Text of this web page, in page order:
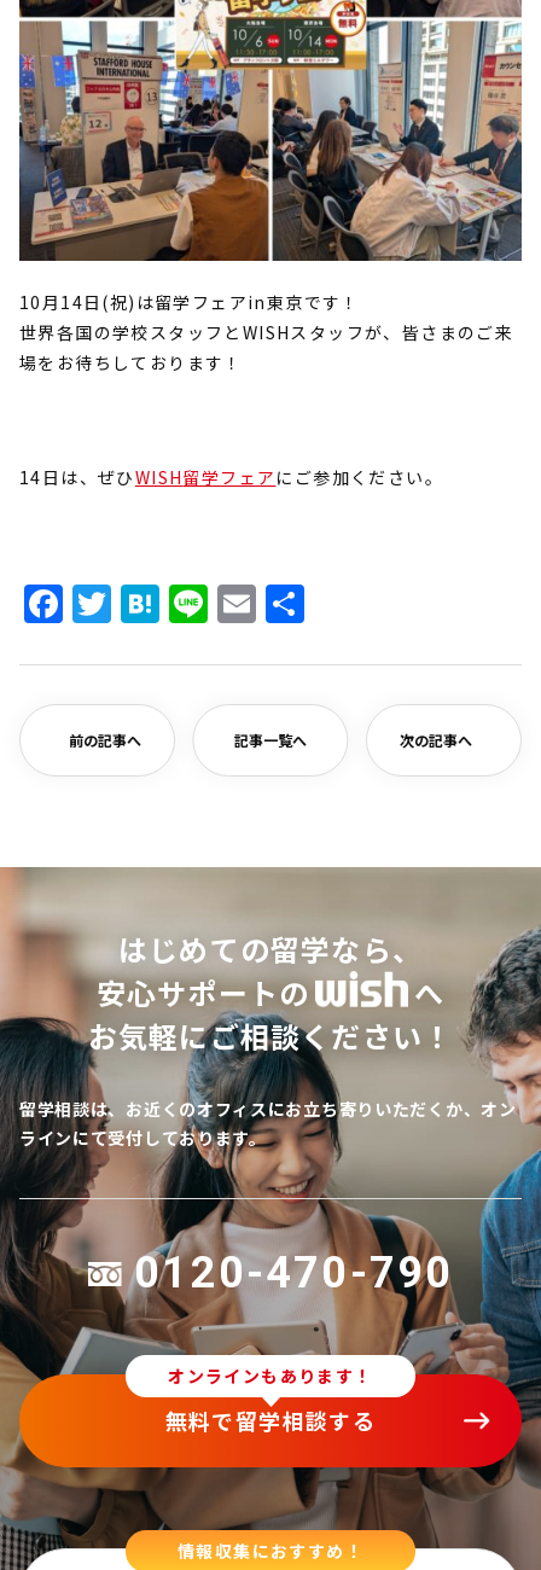
10月 14日 (祝) は留学フェアin東京です！
世界各国の学校スタッフと WISHスタッフが、皆さまのご来
場をお待ちしております！
14 日は、ぜひWISH留学フェア にご参加ください。
Facebook
Twitter
Hatena
LineEmail
前の記事へ 記事一覧へ 次の記事へ
はじめての留学なら、
安心サポートの
へ
お気軽にご相談ください！
留学相談は、お近くのオフィスにお立ち寄りいただくか、オン
ラインにて受付しております。
0120-470-790
オンラインもあります！
無料で留学相談する
情報収集におすすめ！